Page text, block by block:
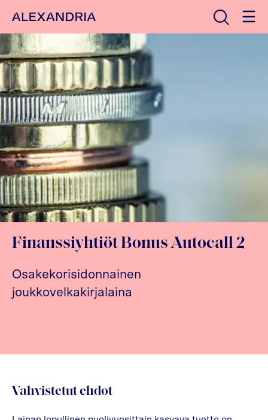
Etusivulle Avaa haku
Finanssiyhtiöt Bonus Autocall 2
Osakekorisidonnainen
joukkovelkakirjalaina
Vahvistetut ehdot